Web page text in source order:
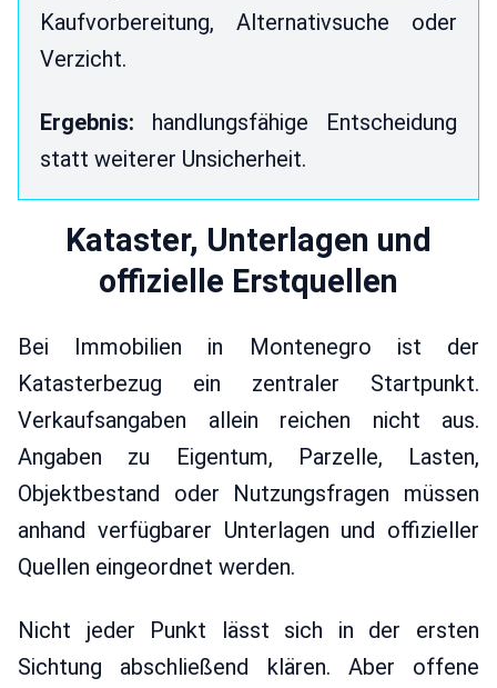
Kaufvorbereitung, Alternativsuche oder
Verzicht.
Ergebnis: handlungsfähige Entscheidung
statt weiterer Unsicherheit.
Kataster, Unterlagen und
offizielle Erstquellen
Bei Immobilien in Montenegro ist der
Katasterbezug ein zentraler Startpunkt.
Verkaufsangaben allein reichen nicht aus.
Angaben zu Eigentum, Parzelle, Lasten,
Objektbestand oder Nutzungsfragen müssen
anhand verfügbarer Unterlagen und offizieller
Quellen eingeordnet werden.
Nicht jeder Punkt lässt sich in der ersten
Sichtung abschließend klären. Aber offene